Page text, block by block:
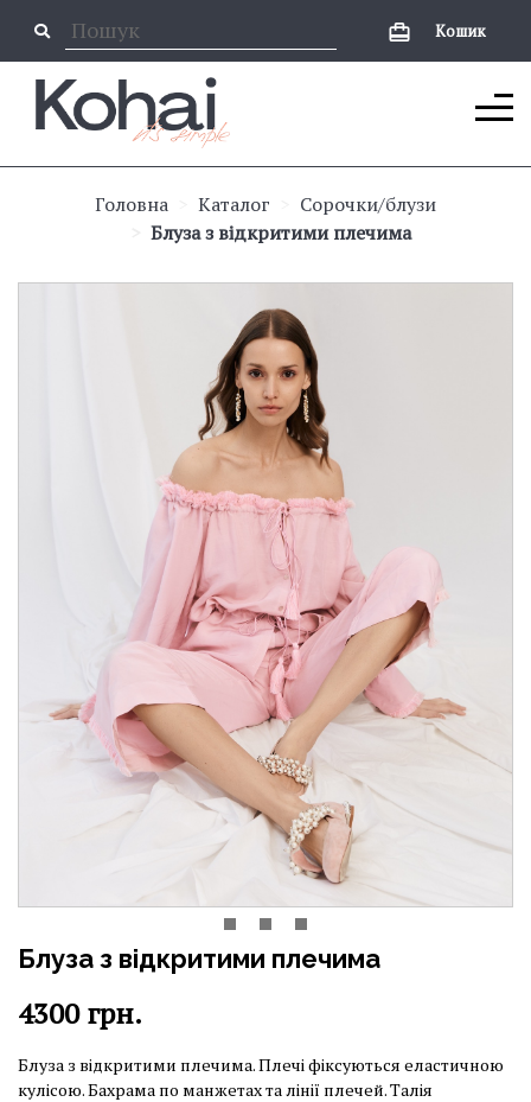
Кошик
Головна Каталог
Сорочки/блузи
Блуза з відкритими плечима
Блуза з відкритими плечима
4300грн.
Блуза з відкритими плечима. Плечі фіксуються еластичною
кулісою. Бахрама по манжетах та лінії плечей. Талія